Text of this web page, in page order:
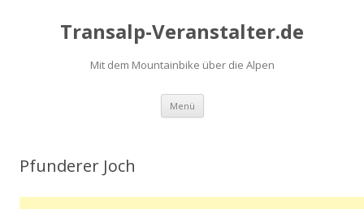
Transalp-Veranstalter.de
Mit dem Mountainbike über die Alpen
Menü Zum
springen
Pfunderer Joch